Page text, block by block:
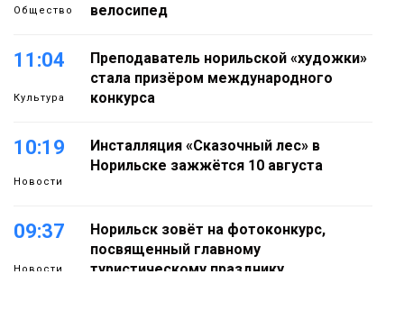
Общество
велосипед
11:04
Культура
Преподаватель норильской «художки»
стала призёром международного
конкурса
10:19
Новости
Инсталляция «Сказочный лес» в
Норильске зажжётся 10 августа
09:37
Новости
Норильск зовёт на фотоконкурс,
посвященный главному
туристическому празднику